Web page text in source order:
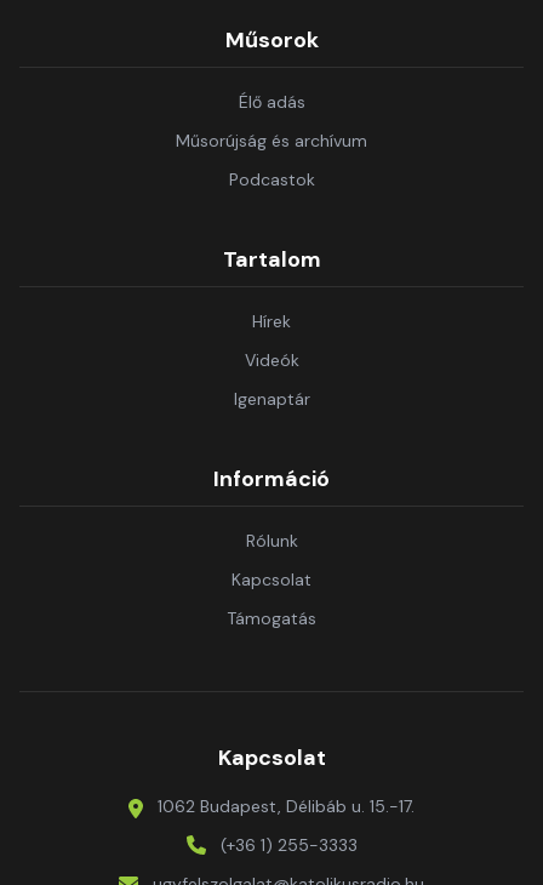
Műsorok
Élő adás
Műsorújság és archívum
Podcastok
Tartalom
Hírek
Videók
Igenaptár
Információ
Rólunk
Kapcsolat
Támogatás
Kapcsolat
1062 Budapest, Délibáb u. 15.-17.
(+36 1) 255-3333